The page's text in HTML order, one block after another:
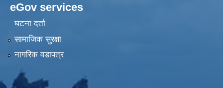
eGov services
घटना दर्ता
सामाजिक सुरक्षा
नागरिक वडापत्र